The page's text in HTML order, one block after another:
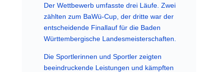
Der Wettbewerb umfasste drei Läufe. Zwei
zählten zum BaWü-Cup, der dritte war der
entscheidende Finallauf für die Baden
Württembergische Landesmeisterschaften.
Die Sportlerinnen und Sportler zeigten
beeindruckende Leistungen und kämpften